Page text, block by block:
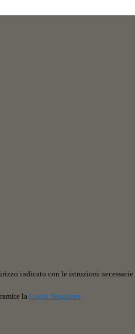
indicato con le istruzioni necessarie.
la Login Spaggiari